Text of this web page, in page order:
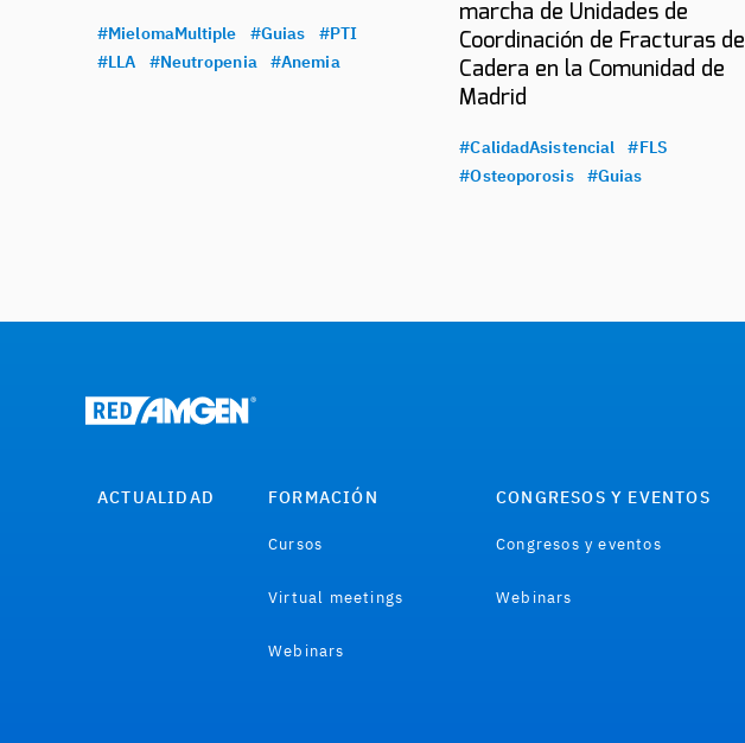
#MielomaMultiple #Guias
#PTI
#LLA
#Neutropenia #Anemia
marcha de Unidades de
Coordinación de Fracturas de
Cadera en la Comunidad de
Madrid
#CalidadAsistencial
#FLS
#Osteoporosis
#Guias
ACTUALIDAD FORMACIÓN
Cursos
Virtual meetings
Webinars
CONGRESOS Y EVENTOS
Congresos y eventos
Webinars